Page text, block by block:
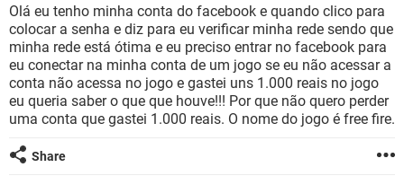
INSTAGRAM GMAIL
GUIA DE COMPRAS
OUTLOOK EXCEL
INSTAGRAM GMAIL
GUIA DE COMPRAS
Olá eu tenho minha conta do facebook e quando clico para
colocar a senha e diz para eu verificar minha rede sendo que
minha rede está ótima e eu preciso entrar no facebook para
eu conectar na minha conta de um jogo se eu não acessar a
conta não acessa no jogo e gastei uns 1.000 reais no jogo
eu queria saber o que que houve!!! Por que não quero perder
uma conta que gastei 1.000 reais. O nome do jogo é free fire.
Share